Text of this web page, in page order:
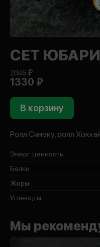
СЕТ ЮБАРИ
2046 ₽
1330 ₽
В корзину
Ролл Синоку, ролл
Энерг. ценность
Белки
Жиры
Углеводы
Мы